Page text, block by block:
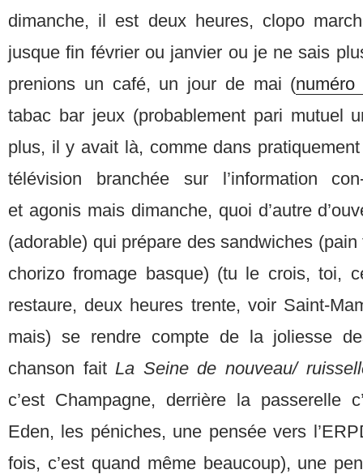
dimanche, il est deux heures, clopo
jusque fin février ou janvier ou je ne sais
prenions un café, un jour de mai (numéro
tabac bar jeux (probablement pari mutuel
plus, il y avait là, comme dans
télévision branchée sur l’information
et agonis mais dimanche, quoi d’autre
(adorable) qui prépare des sandwiches
chorizo fromage basque) (tu le crois, toi,
restaure, deux heures trente, voir Saint-
mais) se rendre compte de la joliesse
chanson fait La Seine de nouveau/
c’est Champagne, derrière la passerelle
Eden, les péniches, une pensée vers
fois, c’est quand même beaucoup), une